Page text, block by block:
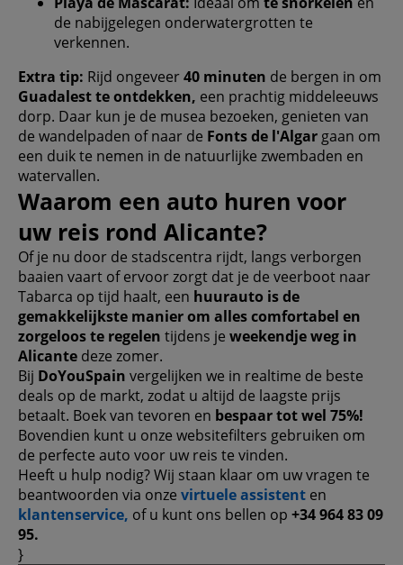
de nabijgelegen onderwatergrotten te
verkennen.
Extra tip: Rijd ongeveer40 minuten de bergen in om
Guadalest te ontdekken, een prachtig middeleeuws
dorp. Daar kun je de musea bezoeken, genieten van
de wandelpaden of naar de Fonts de l'Algar gaan om
een ​​duik te nemen in de natuurlijke zwembaden en
watervallen.
Waarom een ​​auto huren voor
uw reis rond Alicante?
Of je nu door de stadscentra rijdt, langs verborgen
baaien vaart of ervoor zorgt dat je de veerboot naar
Tabarca op tijd haalt, een huurauto is de
gemakkelijkste manier om alles comfortabel en
zorgeloos te regelen tijdens je weekendje weg in
Alicante deze zomer.
Bij DoYouSpain vergelijken we in realtime de beste
deals op de markt, zodat u altijd de laagste prijs
betaalt. Boek van tevoren en bespaar tot wel 75%!
Bovendien kunt u onze websitefilters gebruiken om
de perfecte auto voor uw reis te vinden.
Heeft u hulp nodig? Wij staan ​​klaar om uw vragen te
beantwoorden via onze virtuele assistent en
klantenservice, of u kunt ons bellen op +34 964 83 09
95.
}